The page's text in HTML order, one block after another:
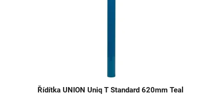
Řídítka UNION Uniq T Standard 620mm Teal